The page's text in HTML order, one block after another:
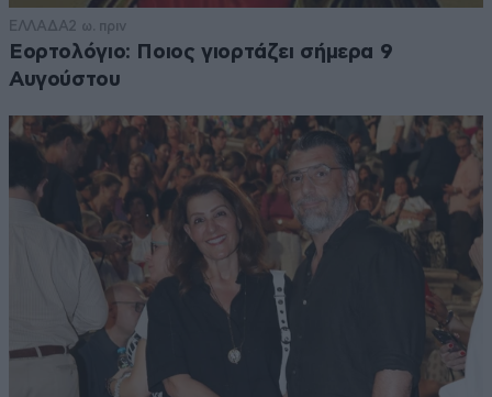
ΕΛΛΑΔΑ2 ω. πριν
Εορτολόγιο: Ποιος γιορτάζει σήμερα 9
Αυγούστου